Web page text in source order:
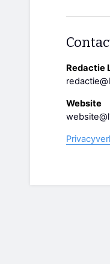
Redactie
Website